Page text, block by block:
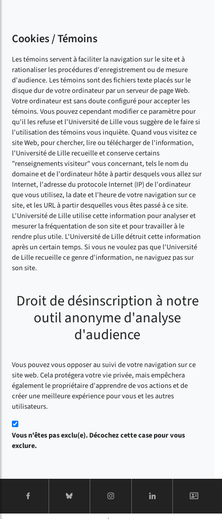
Cookies / Témoins
Les témoins servent à faciliter la navigation sur le site et à
rationaliser les procédures d'enregistrement ou de mesure
d'audience. Les témoins sont des fichiers texte placés sur le
disque dur de votre ordinateur par un serveur de page Web.
Votre ordinateur est sans doute configuré pour accepter les
témoins. Vous pouvez cependant modifier ce paramètre pour
qu'il les refuse et l'Université de Lille vous suggère de le faire si
l'utilisation des témoins vous inquiète. Quand vous visitez ce
site Web, pour chercher, lire ou télécharger de l'information,
l'Université de Lille recueille et conserve certains
"renseignements visiteur" vous concernant, tels le nom du
domaine et de l'ordinateur hôte à partir desquels vous allez sur
Internet, l'adresse du protocole Internet (IP) de l'ordinateur
que vous utilisez, la date et l'heure de votre navigation sur ce
site, et les URL à partir desquelles vous êtes passé à ce site.
L'Université de Lille utilise cette information pour analyser et
mesurer la fréquentation de son site et pour travailler à le
rendre plus utile. L'Université de Lille détruit cette information
après un certain temps. Si vous ne voulez pas que l'Université
de Lille recueille ce genre d'information, ne naviguez pas sur
son site.
Droit de désinscription à notre
outil anonyme d'analyse
d'audience
Vous pouvez vous opposer au suivi de votre navigation sur ce
site web. Cela protégera votre vie privée, mais empêchera
également le propriétaire d'apprendre de vos actions et de
créer une meilleure expérience pour vous et les autres
utilisateurs.
Vous n'êtes pas exclu(e). Décochez cette case pour vous
exclure.